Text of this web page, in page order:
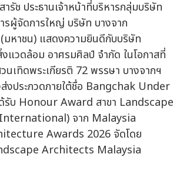
รัช ประธานเจ้าหน้าที่บริหารกลุ่มบริษัท
รผู้จัดการใหญ่ บริษัท บางจาก
มหาชน) แสดงความยินดีกับบริษัท
แวดล้อม อาศรมศิลป์ จำกัด ในโอกาสที่
เทิดพระเกียรติ 72 พรรษา บางจากฯ
งประกวดภายใต้ชื่อ Bangchak Under
รับ Honour Award สาขา Landscape
จาก Malaysia
Awards 2026 จัดโดย
Architects Malaysia